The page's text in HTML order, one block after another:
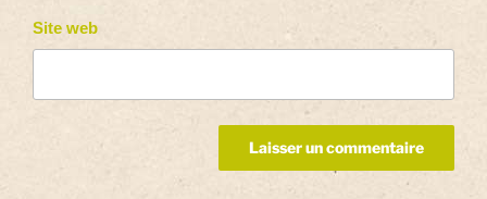
Site web